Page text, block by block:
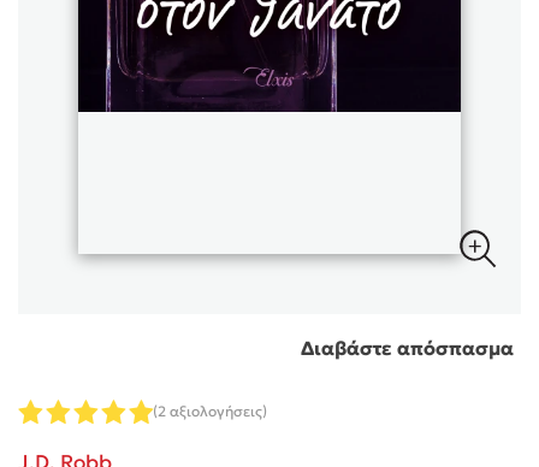
Κώστας Κρομμύδας
Το λιμάνι μου είσαι εσύ
Διαβάστε απόσπασμα
(2 αξιολογήσεις)